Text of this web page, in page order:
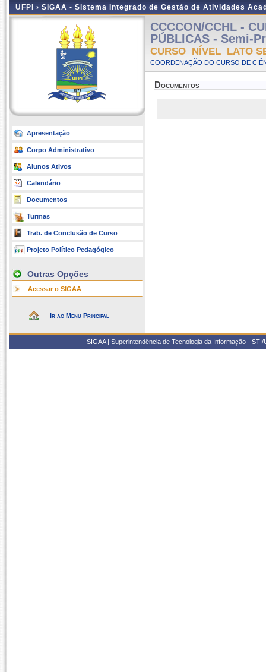
UFPI › SIGAA - Sistema Integrado de Gestão de Atividades
Apresentação
Corpo Administrativo
Alunos Ativos
Calendário
Documentos
Turmas
Trab. de Conclusão de Curso
Projeto Político Pedagógico
Outras Opções
Acessar o SIGAA
Ir ao Menu Principal
CCCCON/CCHL -
PÚBLICAS - Semi-
CURSO NÍVEL LATO
COORDENAÇÃO DO CURSO DE
Documentos
SIGAA | Superintendência de Tecnologia da Informação -